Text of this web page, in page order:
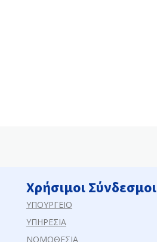
Χρήσιμοι Σύνδεσμοι
ΥΠΟΥΡΓΕΙΟ
ΥΠΗΡΕΣΙΑ
ΝΟΜΟΘΕΣΙΑ